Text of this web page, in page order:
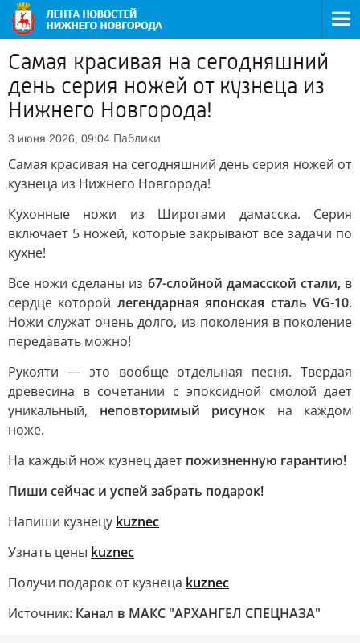
Самая красивая на сегодняшний
день серия ножей от кузнеца из
Нижнего Новгорода!
3 июня 2026, 09:04 Паблики
Самая красивая на сегодняшний день серия ножей от
кузнеца из Нижнего Новгорода!
Кухонные ножи из Широгами дамасска. Серия
включает 5 ножей, которые закрывают все задачи по
кухне!
Все ножи сделаны из 67-слойной дамасской стали,в
сердце которой легендарная японская сталь VG-10.
Ножи служат очень долго, из поколения в поколение
передавать можно!
Рукояти — это вообще отдельная песня. Твердая
древесина в сочетании с эпоксидной смолой дает
уникальный, неповторимый рисунок на каждом
ноже.
На каждый нож кузнец дает пожизненную гарантию!
Пиши сейчас и успей забрать подарок!
Напиши кузнецу kuznec
Узнать цены kuznec
Получи подарок от кузнеца kuznec
Источник: Канал в МАКС "АРХАНГЕЛ СПЕЦНАЗА"